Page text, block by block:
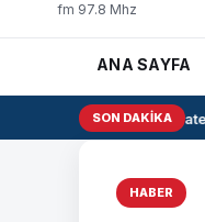
fm 97.8 Mhz
ANA SAYFA
SON DAKIKA
Irak’ta kanamalı
HABER